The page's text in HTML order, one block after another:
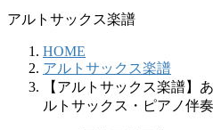
アルトサックス楽譜
HOME
アルトサックス楽譜
【アルトサックス楽譜】
ルトサックス・ピアノ伴奏